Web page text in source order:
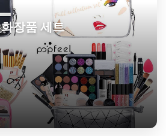
화장품 세트